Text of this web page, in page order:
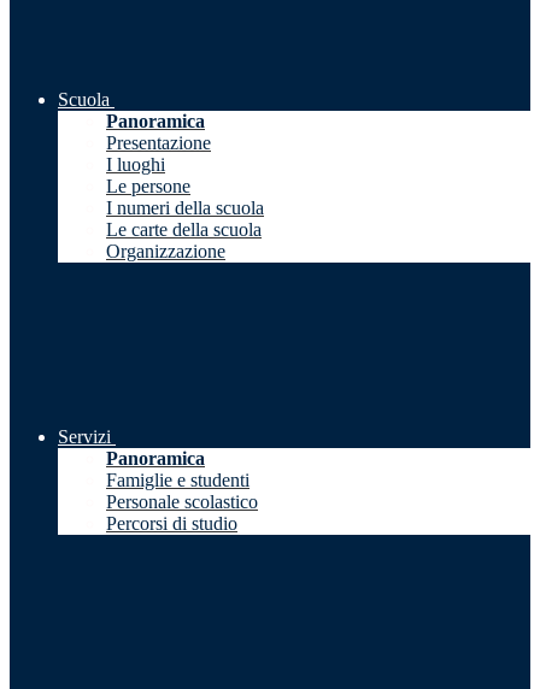
Scuola
Panoramica
Presentazione
I luoghi
Le persone
I numeri della scuola
Le carte della scuola
Organizzazione
Servizi
Panoramica
Famiglie e studenti
Personale scolastico
Percorsi di studio